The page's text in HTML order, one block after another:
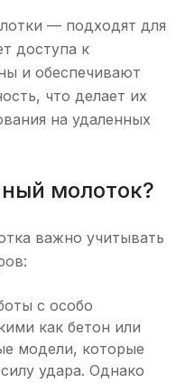
— подходят для
доступа к
и обеспечивают
что делает их
на удаленных
молоток?
важно учитывать
с особо
как бетон или
модели, которые
удара. Однако